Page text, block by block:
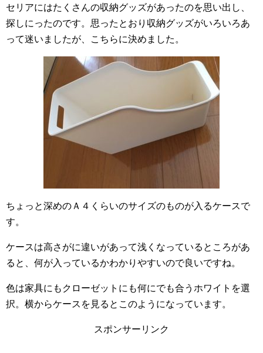
セリアにはたくさんの収納グッズがあったのを思い出し、
探しにったのです。思ったとおり収納グッズがいろいろあ
って迷いましたが、こちらに決めました。
ちょっと深めのＡ４くらいのサイズのものが入るケースで
す。
ケースは高さがに違いがあって浅くなっているところがあ
ると、何が入っているかわかりやすいので良いですね。
色は家具にもクローゼットにも何にでも合うホワイトを選
択。横からケースを見るとこのようになっています。
スポンサーリンク